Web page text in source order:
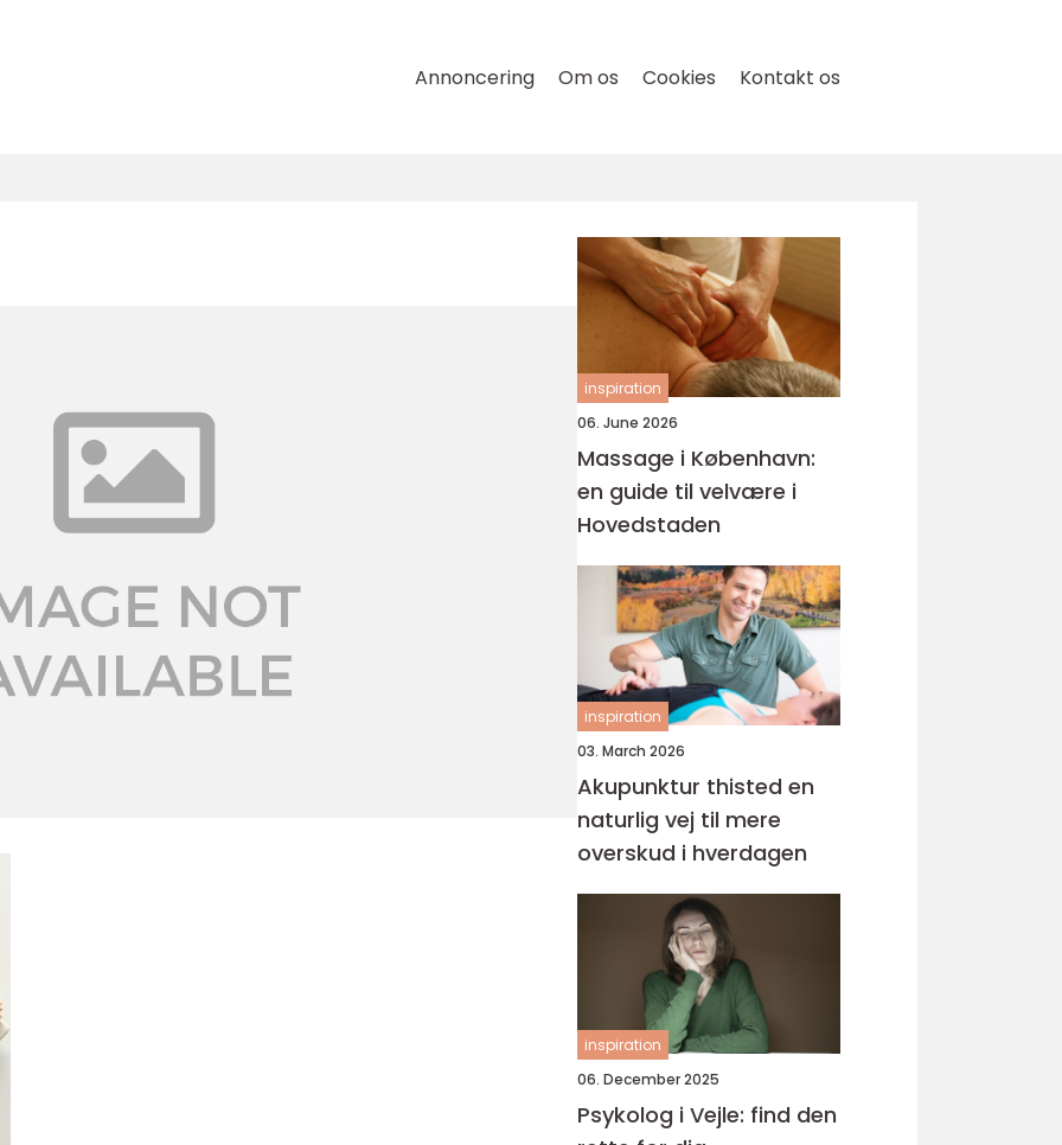
Annoncering Om os Cookies Kontakt os
inspiration
06. June 2026
Massage i København:
en guide til velvære i
Hovedstaden
inspiration
03. March 2026
Akupunktur thisted en
naturlig vej til mere
overskud i hverdagen
inspiration
06. December 2025
Psykolog i Vejle: find den